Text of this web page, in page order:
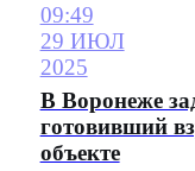
09:49
29 ИЮЛ
2025
В Воронеже
готовивший
объекте